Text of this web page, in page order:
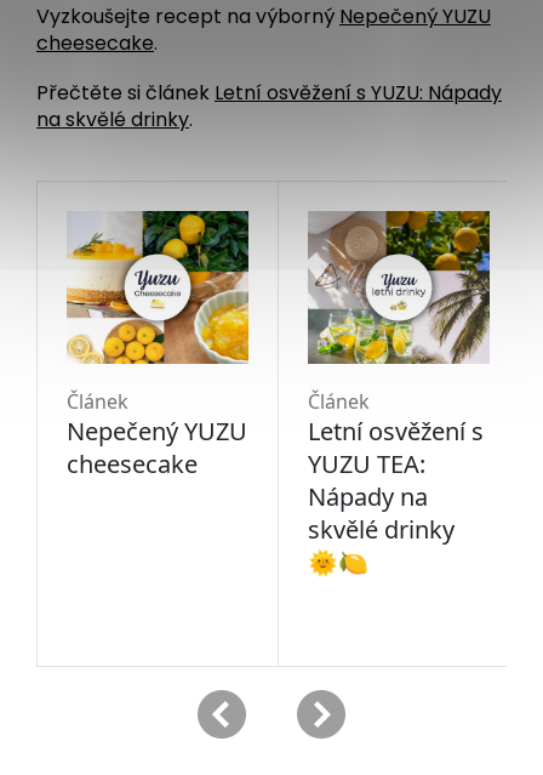
Vyzkoušejte recept na výborný Nepečený YUZU
cheesecake.
Přečtěte si článek Letní osvěžení s YUZU: Nápady
na skvělé drinky.